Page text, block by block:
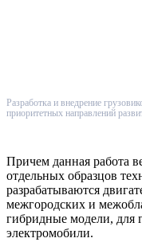
Разработка и внедрение
приоритетных направлений
Причем данная работа
отдельных образцов
разрабатываются
межгородских и
гибридные модели, для
электромобили.